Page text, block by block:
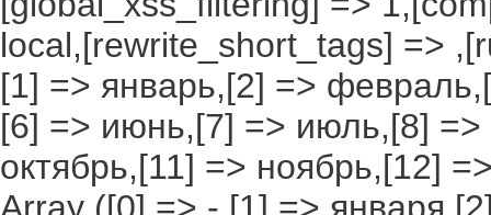
local,[rewrite_short_tags] =>
[1] => январь,[2] =>
[6] => июнь,[7] => июль,[8] =>
октябрь,[11] => ноябрь,[12]